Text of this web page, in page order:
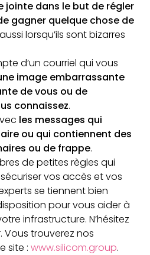
jointe dans le but de régler
gagner quelque chose de
lorsqu’ils sont bizarres
d’un courriel qui vous
image embarrassante
de vous ou de
connaissez.
les messages qui
ou qui contiennent des
ou de frappe.
de petites règles qui
vos accès et vos
se tiennent bien
pour vous aider à
infrastructure. N’hésitez
trouverez nos
site : www.silicom.group.